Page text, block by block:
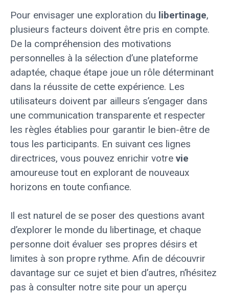
Pour envisager une exploration du libertinage,
plusieurs facteurs doivent être pris en compte.
De la compréhension des motivations
personnelles à la sélection d’une plateforme
adaptée, chaque étape joue un rôle déterminant
dans la réussite de cette expérience. Les
utilisateurs doivent par ailleurs s’engager dans
une communication transparente et respecter
les règles établies pour garantir le bien-être de
tous les participants. En suivant ces lignes
directrices, vous pouvez enrichir votre vie
amoureuse tout en explorant de nouveaux
horizons en toute confiance.
Il est naturel de se poser des questions avant
d’explorer le monde du libertinage, et chaque
personne doit évaluer ses propres désirs et
limites à son propre rythme. Afin de découvrir
davantage sur ce sujet et bien d’autres, n’hésitez
pas à consulter notre site pour un aperçu